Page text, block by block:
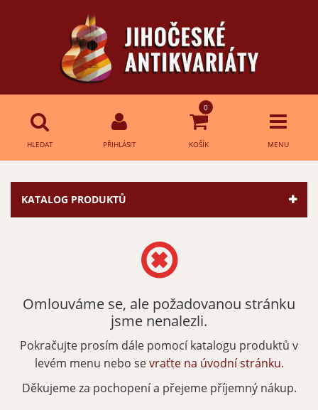
HLEDAT PŘIHLÁSIT
0
KOŠÍK MENU
Přihlášení
Přihlásit
Zapomenuté heslo Nová registrace
KATALOG PRODUKTŮ
Omlouváme se, ale požadovanou stránku
jsme nenalezli.
Pokračujte prosím dále pomocí katalogu produktů v
levém menu nebo sevraťte na úvodní stránku.
Děkujeme za pochopení a přejeme příjemný nákup.